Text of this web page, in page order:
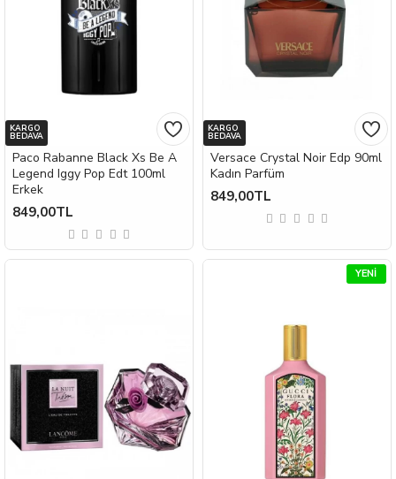
KARGO
BEDAVA
Paco Rabanne Black Xs Be A
Legend Iggy Pop Edt 100ml
Erkek
849,00TL
KARGO
BEDAVA
Versace Crystal Noir Edp 90ml
Kadın Parfüm
849,00TL
YENI